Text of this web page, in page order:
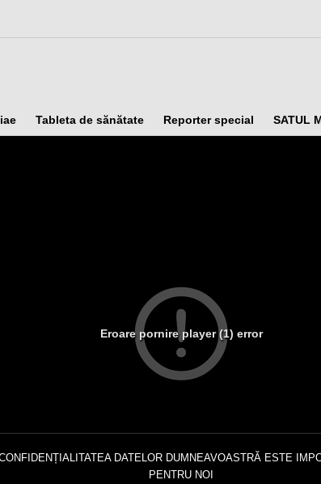
DATELOR DUMNEAVOASTRĂ ESTE
PENTRU NOI
Tableta de sănătate Reporter special SATUL
Eroare pornire player (1) error